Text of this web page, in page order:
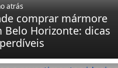
atrás
comprar mármore
Belo Horizonte: dicas